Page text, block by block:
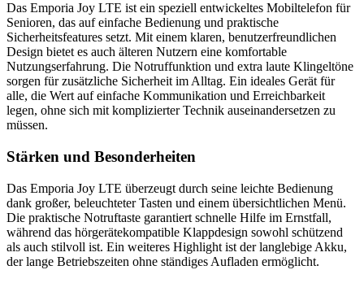
Das Emporia Joy LTE ist ein speziell entwickeltes Mobiltelefon für
Senioren, das auf einfache Bedienung und praktische
Sicherheitsfeatures setzt. Mit einem klaren, benutzerfreundlichen
Design bietet es auch älteren Nutzern eine komfortable
Nutzungserfahrung. Die Notruffunktion und extra laute Klingeltöne
sorgen für zusätzliche Sicherheit im Alltag. Ein ideales Gerät für
alle, die Wert auf einfache Kommunikation und Erreichbarkeit
legen, ohne sich mit komplizierter Technik auseinandersetzen zu
müssen.
Stärken und Besonderheiten
Das Emporia Joy LTE überzeugt durch seine leichte Bedienung
dank großer, beleuchteter Tasten und einem übersichtlichen Menü.
Die praktische Notruftaste garantiert schnelle Hilfe im Ernstfall,
während das hörgerätekompatible Klappdesign sowohl schützend
als auch stilvoll ist. Ein weiteres Highlight ist der langlebige Akku,
der lange Betriebszeiten ohne ständiges Aufladen ermöglicht.